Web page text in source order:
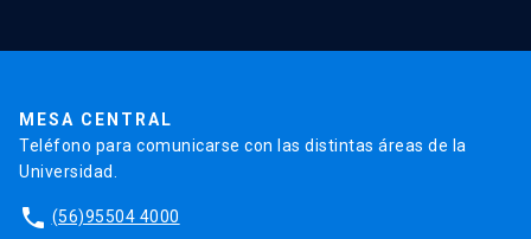
MESA CENTRAL
Teléfono para comunicarse con las distintas áreas de la
Universidad.
phone (56)95504 4000